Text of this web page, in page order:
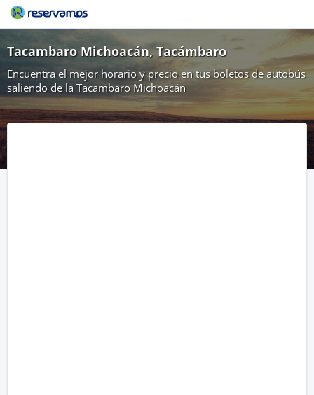
Tacambaro Michoacán, Tacámbaro
Encuentra el mejor horario y precio en tus boletos de autobús
saliendo de la Tacambaro Michoacán